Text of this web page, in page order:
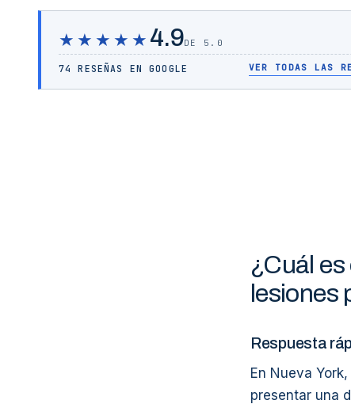
★★★★★ 4.9DE 5.0
74 RESEÑAS EN GOOGLE VER TODAS LAS
¿Cuál
lesiones
Respuesta
En Nueva
presentar una